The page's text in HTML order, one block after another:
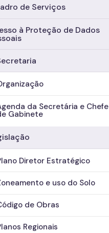
de Serviços
à Proteção de Dados
da Secretária e Chefe
Gabinete
Diretor Estratégico
e uso do Solo
de Obras
Regionais